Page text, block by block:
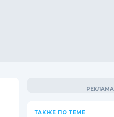
ТАКЖЕ ПО ТЕМЕ